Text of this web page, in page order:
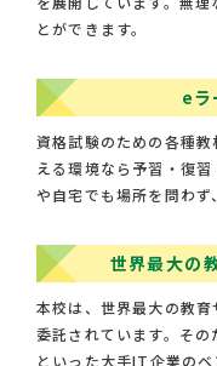
とができます。
eラ
資格試験のための各種
える環境なら予習・復
や自宅でも場所を問わず
世界最大の
本校は、世界最大の教
委託されています。そ
といった大手IT企業のベ